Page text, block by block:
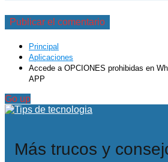
Principal
Aplicaciones
Accede a OPCIONES prohibidas en
APP
Go up
Más trucos y